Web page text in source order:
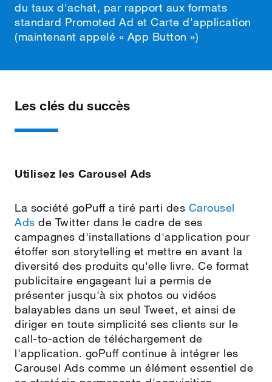
du taux d'achat, par rapport aux formats
standard Promoted Ad et Carte d'application
(maintenant appelé « App Button »)
Les clés du succès
Utilisez les Carousel Ads
La société goPuff a tiré parti des Carousel
Ads de Twitter dans le cadre de ses
campagnes d'installations d'application pour
étoffer son storytelling et mettre en avant la
diversité des produits qu'elle livre. Ce format
publicitaire engageant lui a permis de
présenter jusqu'à six photos ou vidéos
balayables dans un seul Tweet, et ainsi de
diriger en toute simplicité ses clients sur le
call‑to‑action de téléchargement de
l'application. goPuff continue à intégrer les
Carousel Ads comme un élément essentiel de